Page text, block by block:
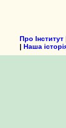
Про Інститут
| Наша